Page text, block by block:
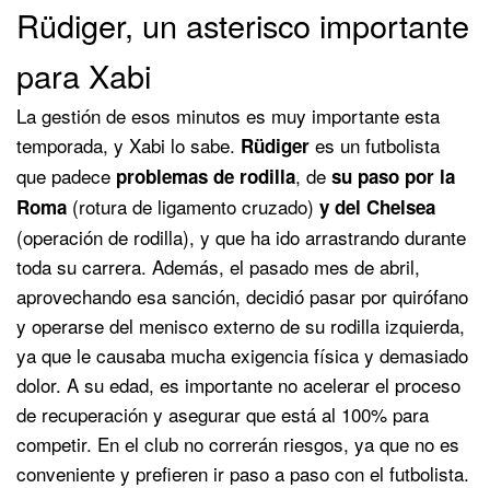
Rüdiger, un asterisco importante
para Xabi
La gestión de esos minutos es muy importante esta
temporada, y Xabi lo sabe. Rüdiger es un futbolista
que padece problemas de rodilla, de su paso por la
Roma (rotura de ligamento cruzado) y del Chelsea
(operación de rodilla), y que ha ido arrastrando durante
toda su carrera. Además, el pasado mes de abril,
aprovechando esa sanción, decidió pasar por quirófano
y operarse del menisco externo de su rodilla izquierda,
ya que le causaba mucha exigencia física y demasiado
dolor. A su edad, es importante no acelerar el proceso
de recuperación y asegurar que está al 100% para
competir. En el club no correrán riesgos, ya que no es
conveniente y prefieren ir paso a paso con el futbolista.